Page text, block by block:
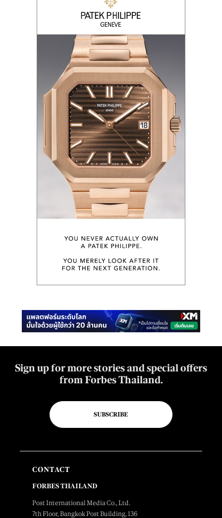
Sign up for more stories and special offers
from Forbes Thailand.
SUBSCRIBE
CONTACT
FORBES THAILAND
Post International Media Co., Ltd.
7th Floor, Bangkok Post Building, 136